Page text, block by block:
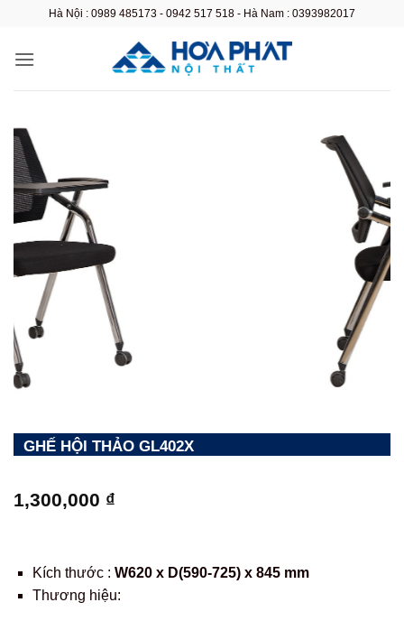
nội
Hà Nội : 0989 485173 - 0942 517 518 - Hà Nam : 0393982017
GHẾ HỘI THẢO GL402X
1,300,000 ₫
Kích thước : W620 x D(590-725) x 845 mm
Thương hiệu: